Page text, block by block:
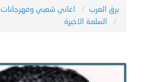
برق العرب اغاني شعبي ومهرجانات
السلمة الاخيرة